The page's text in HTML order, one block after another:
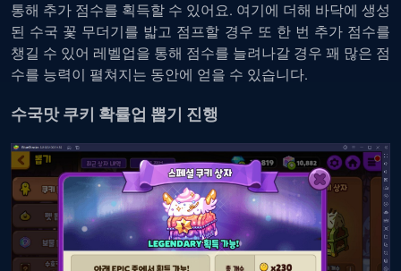
통해 추가 점수를 획득할 수 있어요. 여기에 더해 바닥에 생성
된 수국 꽃 무더기를 밟고 점프할 경우 또 한 번 추가 점수를
챙길 수 있어 레벨업을 통해 점수를 늘려나갈 경우 꽤 많은 점
수를 능력이 펼쳐지는 동안에 얻을 수 있습니다.
수국맛 쿠키 확률업 뽑기 진행